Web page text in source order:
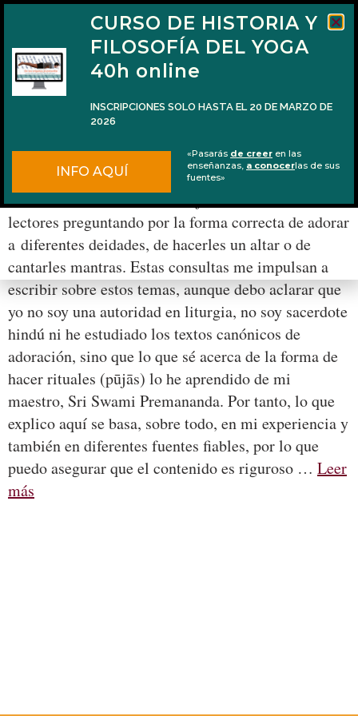
Ritual simple para adorar a tu deidad
favorita
Con frecuencia recibo mensajes o comentarios de
lectores preguntando por la forma correcta de adorar
a diferentes deidades, de hacerles un altar o de
cantarles mantras. Estas consultas me impulsan a
escribir sobre estos temas, aunque debo aclarar que
yo no soy una autoridad en liturgia, no soy sacerdote
hindú ni he estudiado los textos canónicos de
adoración, sino que lo que sé acerca de la forma de
hacer rituales (pūjās) lo he aprendido de mi
maestro, Sri Swami Premananda. Por tanto, lo que
explico aquí se basa, sobre todo, en mi experiencia y
también en diferentes fuentes fiables, por lo que
puedo asegurar que el contenido es riguroso … Leer
más
CURSO DE HISTORIA Y
FILOSOFÍA DEL YOGA
40h online
INSCRIPCIONES SOLO HASTA EL 20 DE MARZO DE
2026
INFO AQUÍ
«Pasarás de creer en las
enseñanzas, a conocerlas de sus
fuentes»